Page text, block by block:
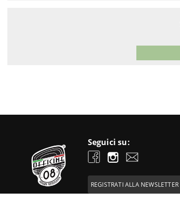
Passione Motociclistica
Seguici su:
REGISTRATI ALLA NEWSLETTER